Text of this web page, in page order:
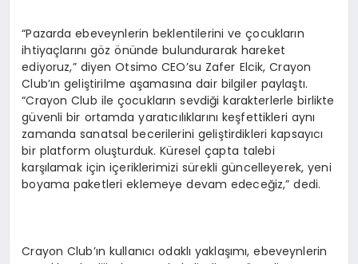
“Pazarda ebeveynlerin beklentilerini ve çocukların
ihtiyaçlarını göz önünde bulundurarak hareket
ediyoruz,” diyen Otsimo CEO’su Zafer Elcik, Crayon
Club’ın geliştirilme aşamasına dair bilgiler paylaştı.
“Crayon Club ile çocukların sevdiği karakterlerle birlikte
güvenli bir ortamda yaratıcılıklarını keşfettikleri aynı
zamanda sanatsal becerilerini geliştirdikleri kapsayıcı
bir platform oluşturduk. Küresel çapta talebi
karşılamak için içeriklerimizi sürekli güncelleyerek, yeni
boyama paketleri eklemeye devam edeceğiz,” dedi.
Crayon Club’ın kullanıcı odaklı yaklaşımı, ebeveynlerin